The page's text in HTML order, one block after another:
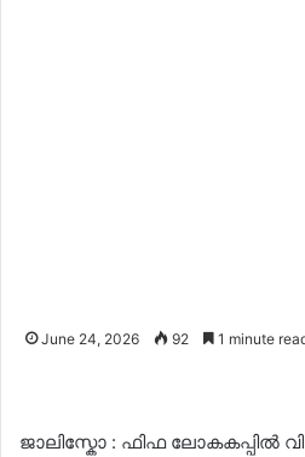
June 24, 2026 92 1 minute
ജാലിസ്കോ : ഫിഫ ലോകകപ്പിൽ